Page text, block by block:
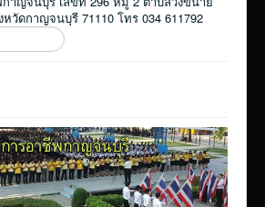
หวัดกาญจนบุรี 71110 โทร 034 611792
นไลน์